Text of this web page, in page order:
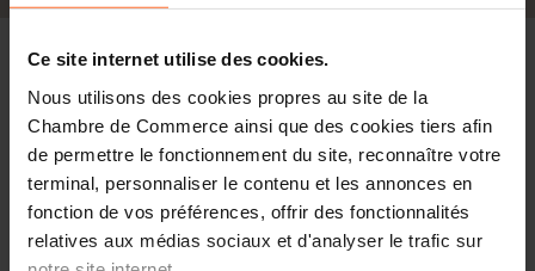
Ce site internet utilise des cookies.
Nous utilisons des cookies propres au site de la
Chambre de Commerce ainsi que des cookies tiers afin
de permettre le fonctionnement du site, reconnaître votre
terminal, personnaliser le contenu et les annonces en
fonction de vos préférences, offrir des fonctionnalités
relatives aux médias sociaux et d'analyser le trafic sur